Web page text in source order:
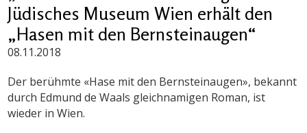
Jüdisches Museum Wien erhält den
„Hasen mit den Bernsteinaugen“
08.11.2018
Der berühmte «Hase mit den Bernsteinaugen», bekannt
durch Edmund de Waals gleichnamigen Roman, ist
wieder in Wien.